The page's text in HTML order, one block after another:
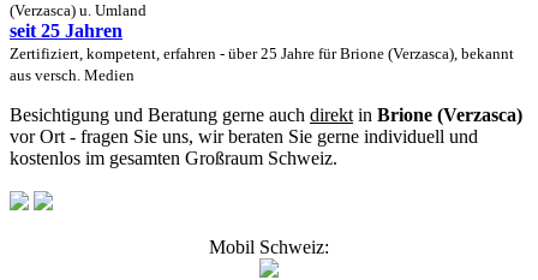
(Verzasca) u. Umland
seit 25 Jahren
Zertifiziert, kompetent, erfahren - über 25 Jahre für Brione (Verzasca), bekannt
aus versch. Medien
Besichtigung und Beratung gerne auch direkt in Brione (Verzasca)
vor Ort - fragen Sie uns, wir beraten Sie gerne individuell und
kostenlos im gesamten Großraum Schweiz.
Mobil Schweiz: